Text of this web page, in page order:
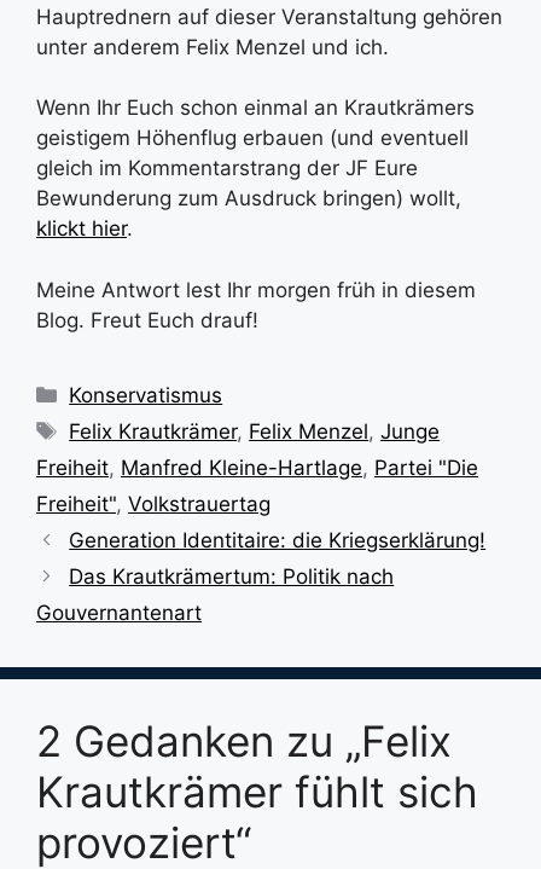
Hauptrednern auf dieser Veranstaltung gehören
unter anderem Felix Menzel und ich.
Wenn Ihr Euch schon einmal an Krautkrämers
geistigem Höhenflug erbauen (und eventuell
gleich im Kommentarstrang der JF Eure
Bewunderung zum Ausdruck bringen) wollt,
klickt hier.
Meine Antwort lest Ihr morgen früh in diesem
Blog. Freut Euch drauf!
Kategorien
Konservatismus
Schlagwörter
Felix Krautkrämer, Felix Menzel,Junge
Freiheit, Manfred Kleine-Hartlage, Partei "Die
Freiheit", Volkstrauertag
Generation Identitaire: die Kriegserklärung!
Das Krautkrämertum: Politik nach
Gouvernantenart
2 Gedanken zu „Felix
Krautkrämer fühlt sich
provoziert“